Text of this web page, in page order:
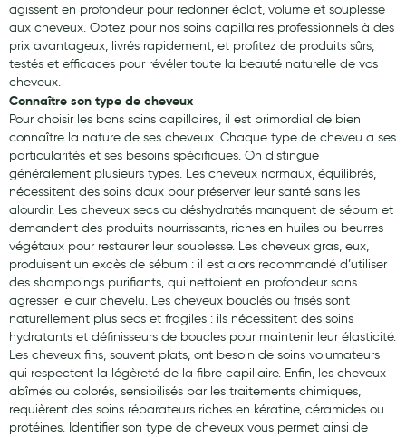
Soins maman
Tisanes allaitement et compléments alimentaires
Accessoires maternité
Gammes spécifiques tisanes allaitement et compléments
maternité
Nature
Aromathérapie
Diététique minceur
Phytothérapie
Régimes médicaux
Gemmothérapie
Confiserie
Voies respiratoires
agissent en profondeur pour redonner éclat, volume et souplesse
aux cheveux. Optez pour nos soins capillaires professionnels à des
prix avantageux, livrés rapidement, et profitez de produits sûrs,
testés et efficaces pour révéler toute la beauté naturelle de vos
cheveux.
Connaître son type de cheveux
Pour choisir les bons soins capillaires, il est primordial de bien
connaître la nature de ses cheveux. Chaque type de cheveu a ses
particularités et ses besoins spécifiques. On distingue
généralement plusieurs types. Les cheveux normaux, équilibrés,
nécessitent des soins doux pour préserver leur santé sans les
alourdir. Les cheveux secs ou déshydratés manquent de sébum et
demandent des produits nourrissants, riches en huiles ou beurres
végétaux pour restaurer leur souplesse. Les cheveux gras, eux,
produisent un excès de sébum : il est alors recommandé d’utiliser
des shampoings purifiants, qui nettoient en profondeur sans
agresser le cuir chevelu. Les cheveux bouclés ou frisés sont
naturellement plus secs et fragiles : ils nécessitent des soins
hydratants et définisseurs de boucles pour maintenir leur élasticité.
Les cheveux fins, souvent plats, ont besoin de soins volumateurs
qui respectent la légèreté de la fibre capillaire. Enfin, les cheveux
abîmés ou colorés, sensibilisés par les traitements chimiques,
requièrent des soins réparateurs riches en kératine, céramides ou
protéines. Identifier son type de cheveux vous permet ainsi de